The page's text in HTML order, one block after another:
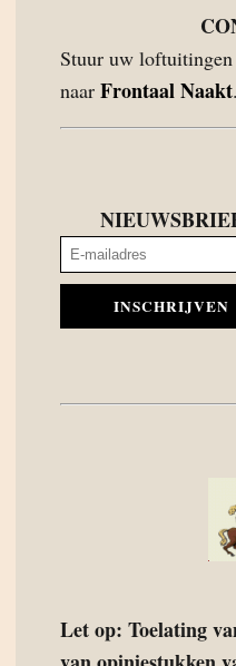
Stuur uw loftuitingen
naar Frontaal Naakt.
INSCHRIJVEN
Let op: Toelating